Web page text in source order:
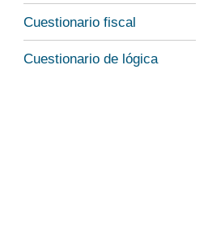
Cuestionario fiscal
Cuestionario de lógica